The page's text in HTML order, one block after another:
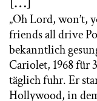
„Oh Lord, won’t,
friends all drive
bekanntlich
Cariolet, 1968 für
täglich fuhr. Er
Hollywood, in